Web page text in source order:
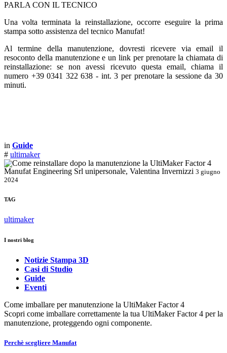
PARLA CON IL TECNICO
Una volta terminata la reinstallazione, occorre eseguire la prima
stampa sotto assistenza del tecnico Manufat!
Al termine della manutenzione, dovresti ricevere via email il
resoconto della manutenzione e un link per prenotare la chiamata di
reinstallazione: se non avessi ricevuto questa email, chiama il
numero +39 0341 322 638 - int. 3 per prenotare la sessione da 30
minuti.
in Guide
# ultimaker
Manufat Engineering Srl unipersonale, Valentina Invernizzi 3 giugno
2024
TAG
ultimaker
I nostri blog
Notizie Stampa 3D
Casi di Studio
Guide
Eventi
Come imballare per manutenzione la UltiMaker Factor 4
Scopri come imballare correttamente la tua UltiMaker Factor 4 per la
manutenzione, proteggendo ogni componente.
Perchè scegliere Manufat